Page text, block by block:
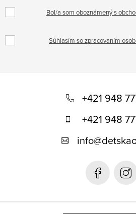
Bol/a som oboznámený s
Súhlasím so zpracovaním
+421 948
+421 948
info@